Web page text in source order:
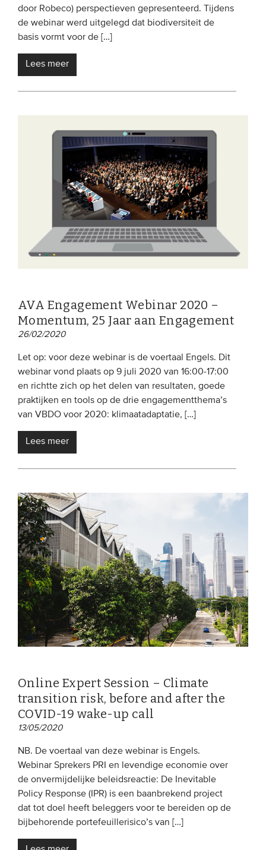
door Robeco) perspectieven gepresenteerd. Tijdens
de webinar werd uitgelegd dat biodiversiteit de
basis vormt voor de […]
Lees meer
AVA Engagement Webinar 2020 –
Momentum, 25 Jaar aan Engagement
26/02/2020
Let op: voor deze webinar is de voertaal Engels. Dit
webinar vond plaats op 9 juli 2020 van 16:00-17:00
en richtte zich op het delen van resultaten, goede
praktijken en tools op de drie engagementthema’s
van VBDO voor 2020: klimaatadaptatie, […]
Lees meer
Online Expert Session – Climate
transition risk, before and after the
COVID-19 wake-up call
13/05/2020
NB. De voertaal van deze webinar is Engels.
Webinar Sprekers PRI en levendige economie over
de onvermijdelijke beleidsreactie: De Inevitable
Policy Response (IPR) is een baanbrekend project
dat tot doel heeft beleggers voor te bereiden op de
bijbehorende portefeuillerisico’s van […]